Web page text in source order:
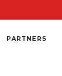
PARTNERS